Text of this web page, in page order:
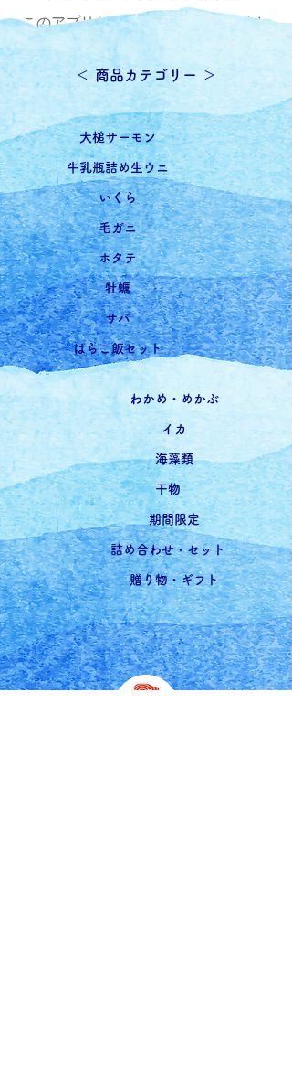
このアプリケーションは廃止されまし
た。コミュニティアプリが必要な場合
は、Wix Groupsをご利用ください。
​＜ 商品カテゴリー ＞
​大槌サーモン
牛乳瓶詰め生ウニ
いくら
毛ガニ
ホタテ
牡蠣
サバ
はらこ飯セット
わかめ・めかぶ
イカ
海藻類
干物
期間限定
詰め合わせ・セット
贈り物・ギフト